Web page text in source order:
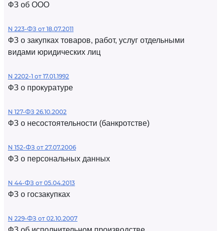
ФЗ об ООО
N 223-ФЗ от 18.07.2011
ФЗ о закупках товаров, работ, услуг отдельными
видами юридических лиц
N 2202-1 от 17.01.1992
ФЗ о прокуратуре
N 127-ФЗ 26.10.2002
ФЗ о несостоятельности (банкротстве)
N 152-ФЗ от 27.07.2006
ФЗ о персональных данных
N 44-ФЗ от 05.04.2013
ФЗ о госзакупках
N 229-ФЗ от 02.10.2007